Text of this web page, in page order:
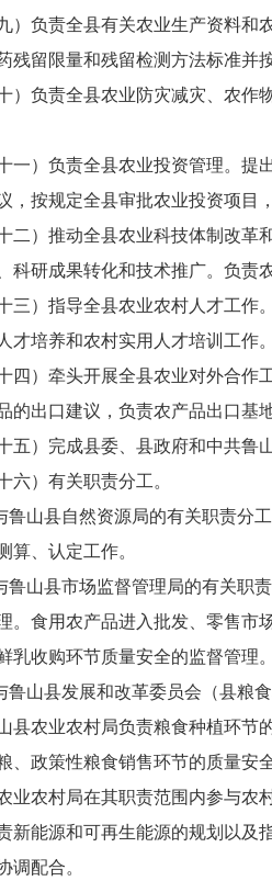
） 负责全县有关农业生产资料和
残留限量和残留检测方法标准并
） 负责全县农业防灾减灾、农作
一） 负责全县农业投资管理。提
，按规定全县审批农业投资项目
二） 推动全县农业科技体制改革
科研成果转化和技术推广。负责
三） 指导全县农业农村人才工作
才培养和农村实用人才培训工作。
四） 牵头开展全县农业对外合作
的出口建议，负责农产品出口基
五） 完成县委、县政府和中共鲁
六） 有关职责分工。
鲁山县自然资源局的有关职责分
算、认定工作。
鲁山县市场监督管理局的有关职
。食用农产品进入批发、零售市
乳收购环节质量安全的监督管理
鲁山县发展和改革委员会（县粮
县农业农村局负责粮食种植环节
、政策性粮食销售环节的质量安
业农村局在其职责范围内参与农
新能源和可再生能源的规划以及
调配合。